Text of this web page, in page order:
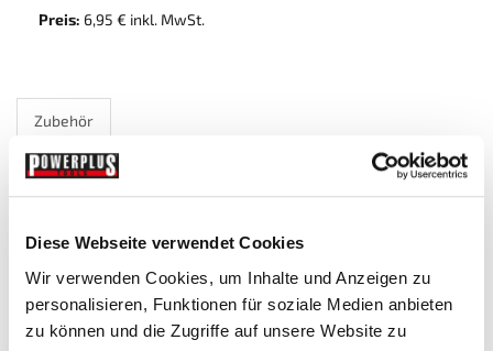
Diese Webseite verwendet Cookies
Wir verwenden Cookies, um Inhalte und Anzeigen zu
personalisieren, Funktionen für soziale Medien anbieten
zu können und die Zugriffe auf unsere Website zu
Preis: 6,95 € inkl. MwSt.
Zubehör